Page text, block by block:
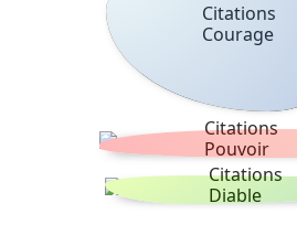
Citations
Courage
Citations
Pouvoir
Citations
Diable